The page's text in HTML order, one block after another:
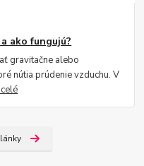
ako fungujú?
gravitačne alebo
nútia prúdenie vzduchu. V